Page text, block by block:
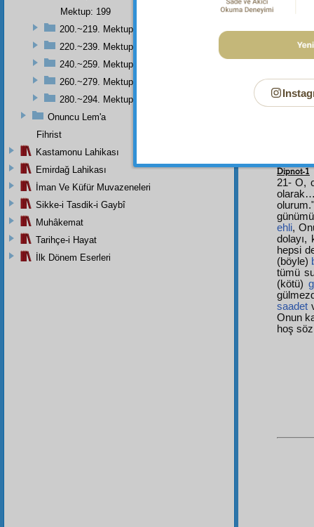
Dipnot-1
21- O,
ehli,
dolayı,
hepsi
(böyle)
tümü
(kötü)
saadet
Onun
hoş
Mektup: 199
200.~219. Mektuplar
220.~239. Mektuplar
240.~259. Mektuplar
260.~279. Mektuplar
280.~294. Mektuplar
Onuncu Lem'a
Fihrist
Kastamonu Lahikası
Emirdağ Lahikası
İman Ve Küfür Muvazeneleri
Sikke-i Tasdik-i Gaybî
Muhâkemat
Tarihçe-i Hayat
İlk Dönem Eserleri